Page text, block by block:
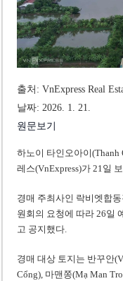
출처: VnExpress Real
날짜: 2026. 1. 21.
원문보기
하노이 타인오아이
레스(VnExpress)가 21일
경매 주최사인 락비엣합
원회의 요청에 따라 26일
고 공지했다.
경매 대상 토지는 반꾸안
Cổng), 마맨쫑(Mạ Man